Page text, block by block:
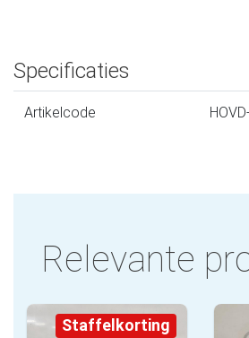
Specificaties
Artikelcode
Relevante
Staffelkorting